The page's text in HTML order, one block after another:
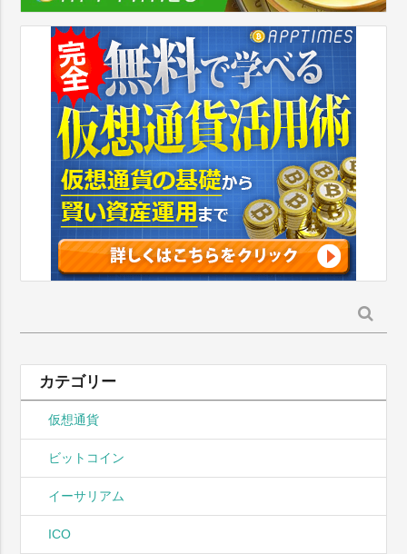
索:
カテゴリー
仮想通貨
ビットコイン
イーサリアム
ICO